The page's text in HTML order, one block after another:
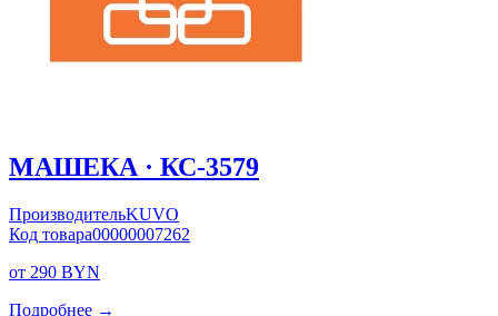
МАШЕКА · КС-3579
ПроизводительKUVO
Код товара00000007262
от 290 BYN
Подробнее →